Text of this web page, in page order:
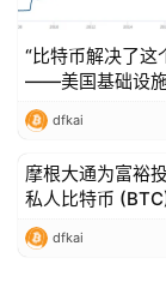
“比特币解决了这
——美国基础设施
美国债务山增加
dfkai
Bitcoin (BTC)
摩根大通为富裕
私人比特币
dfkai